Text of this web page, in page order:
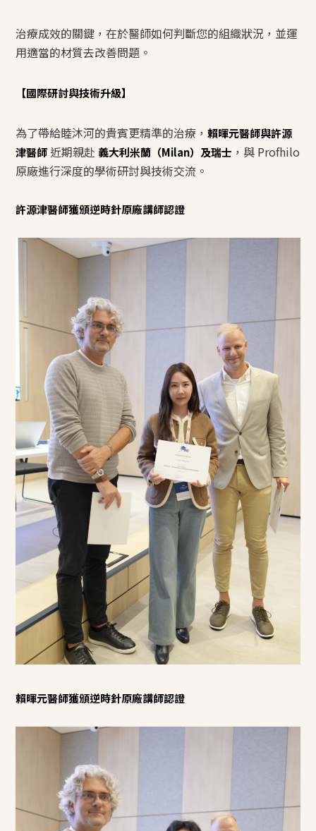
治療成效的關鍵，在於醫師如何判斷您的組織狀況，並運
用適當的材質去改善問題。
【國際研討與技術升級】
為了帶給睦沐河的貴賓更精準的治療，賴暉元醫師與許源
津醫師近期親赴 義大利米蘭（Milan）及瑞士 ，與 Profhilo
原廠進行深度的學術研討與技術交流。
許源津醫師獲頒逆時針原廠講師認證
賴暉元醫師獲頒逆時針原廠講師認證